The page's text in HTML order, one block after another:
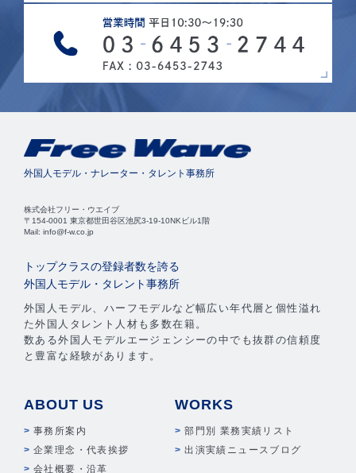
外国人モデル・ナレーター・タレント事務所
株式会社フリー・ウエイブ
〒154-0001 東京都世田谷区池尻3-19-10NKビル1階
Mail: info@f-w.co.jp
トップクラスの登録者数を誇る
外国人モデル・タレント事務所
外国人モデル、ハーフモデルなど幅広い年代層と個性溢れ
た外国人タレント人材も多数在籍。
数ある外国人モデルエージェンシーの中でも抜群の信頼度
と豊富な経験があります。
ABOUT US
事務所案内
企業理念・代表挨拶
会社概要・沿革
WORKS
部門別 業務実績リスト
出演実績ニュースブログ